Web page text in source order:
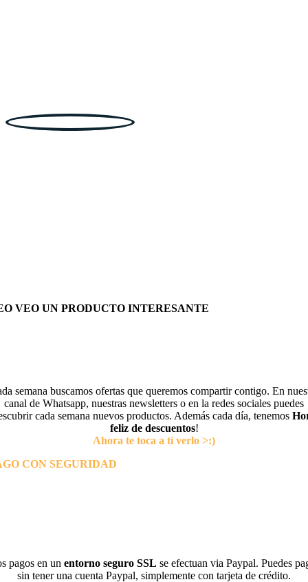
VEO UN PRODUCTO INTERESANTE
semana buscamos ofertas que queremos compartir contigo. En
canal de Whatsapp, nuestras newsletters o en la redes sociales puedes
cada semana nuevos productos. Además cada día, tenemos
feliz de descuentos!
Ahora te toca a tí verlo >:)
CON SEGURIDAD
pagos en un entorno seguro SSL se efectuan via Paypal. Puedes
sin tener una cuenta Paypal, simplemente con tarjeta de crédito.